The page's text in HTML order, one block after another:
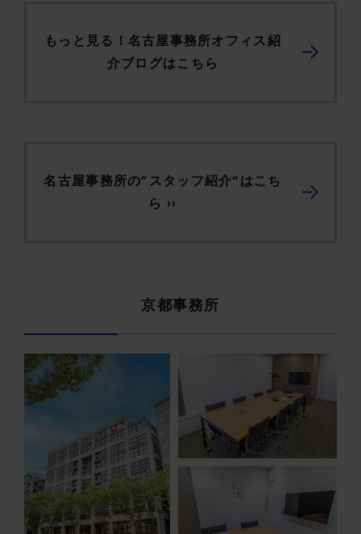
もっと見る！名古屋事務所オフィス紹
介ブログはこちら
名古屋事務所の”スタッフ紹介”はこち
ら ››
京都事務所